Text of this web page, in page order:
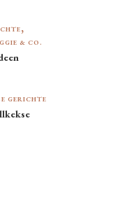
& CO.
GERICHTE